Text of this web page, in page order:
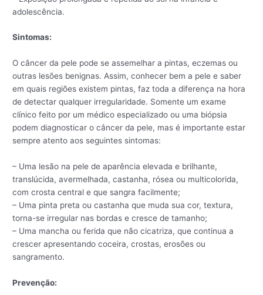
adolescência.
Sintomas:
O câncer da pele pode se assemelhar a pintas, eczemas ou
outras lesões benignas. Assim, conhecer bem a pele e saber
em quais regiões existem pintas, faz toda a diferença na hora
de detectar qualquer irregularidade. Somente um exame
clínico feito por um médico especializado ou uma biópsia
podem diagnosticar o câncer da pele, mas é importante estar
sempre atento aos seguintes sintomas:
– Uma lesão na pele de aparência elevada e brilhante,
translúcida, avermelhada, castanha, rósea ou multicolorida,
com crosta central e que sangra facilmente;
– Uma pinta preta ou castanha que muda sua cor, textura,
torna-se irregular nas bordas e cresce de tamanho;
– Uma mancha ou ferida que não cicatriza, que continua a
crescer apresentando coceira, crostas, erosões ou
sangramento.
Prevenção: